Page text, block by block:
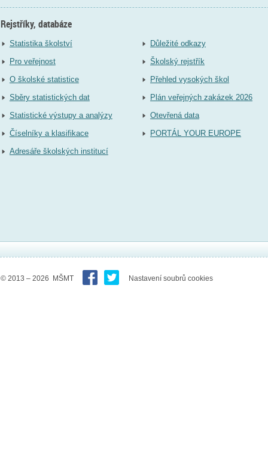
Rejstříky, databáze
Statistika školství
Pro veřejnost
O školské statistice
Sběry statistických dat
Statistické výstupy a analýzy
Číselníky a klasifikace
Adresáře školských institucí
Důležité odkazy
Školský rejstřík
Přehled vysokých škol
Plán veřejných zakázek 2026
Otevřená data
PORTÁL YOUR EUROPE
© 2013 – 2026 MŠMT Nastavení soubrů cookies